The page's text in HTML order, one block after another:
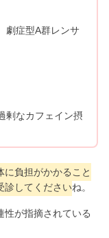
劇症型A群レンサ
剰なカフェイン摂
に負担がかかること
診してくださいね。
性が指摘されている